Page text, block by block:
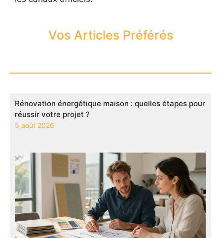
Vos Articles Préférés
Rénovation énergétique maison : quelles étapes pour
réussir votre projet ?
5 août 2026